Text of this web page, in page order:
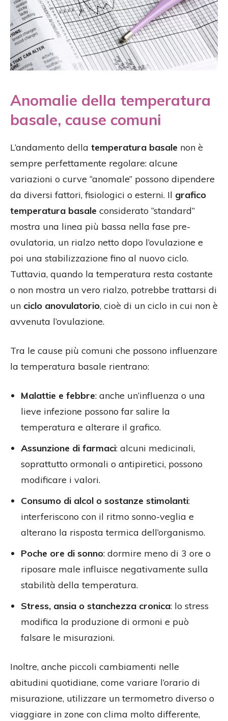
Anomalie della temperatura
basale, cause comuni
L’andamento della temperatura basale non è
sempre perfettamente regolare: alcune
variazioni o curve “anomale” possono dipendere
da diversi fattori, fisiologici o esterni. Il grafico
temperatura basale considerato “standard”
mostra una linea più bassa nella fase pre-
ovulatoria, un rialzo netto dopo l’ovulazione e
poi una stabilizzazione fino al nuovo ciclo.
Tuttavia, quando la temperatura resta costante
o non mostra un vero rialzo, potrebbe trattarsi di
un ciclo anovulatorio, cioè di un ciclo in cui non è
avvenuta l’ovulazione.
Tra le cause più comuni che possono influenzare
la temperatura basale rientrano:
Malattie e febbre: anche un’influenza o una
lieve infezione possono far salire la
temperatura e alterare il grafico.
Assunzione di farmaci: alcuni medicinali,
soprattutto ormonali o antipiretici, possono
modificare i valori.
Consumo di alcol o sostanze stimolanti:
interferiscono con il ritmo sonno-veglia e
alterano la risposta termica dell’organismo.
Poche ore di sonno: dormire meno di 3 ore o
riposare male influisce negativamente sulla
stabilità della temperatura.
Stress, ansia o stanchezza cronica: lo stress
modifica la produzione di ormoni e può
falsare le misurazioni.
Inoltre, anche piccoli cambiamenti nelle
abitudini quotidiane, come variare l’orario di
misurazione, utilizzare un termometro diverso o
viaggiare in zone con clima molto differente,